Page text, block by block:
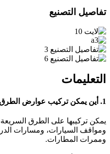
تفاصيل التصنيع
التعليمات
1. أين يمكن تركيب عوارض الطرق الشمسية؟
يمكن تركيبها على الطرق
ومواقف السيارات، ومسارات
وممرات المطارات.